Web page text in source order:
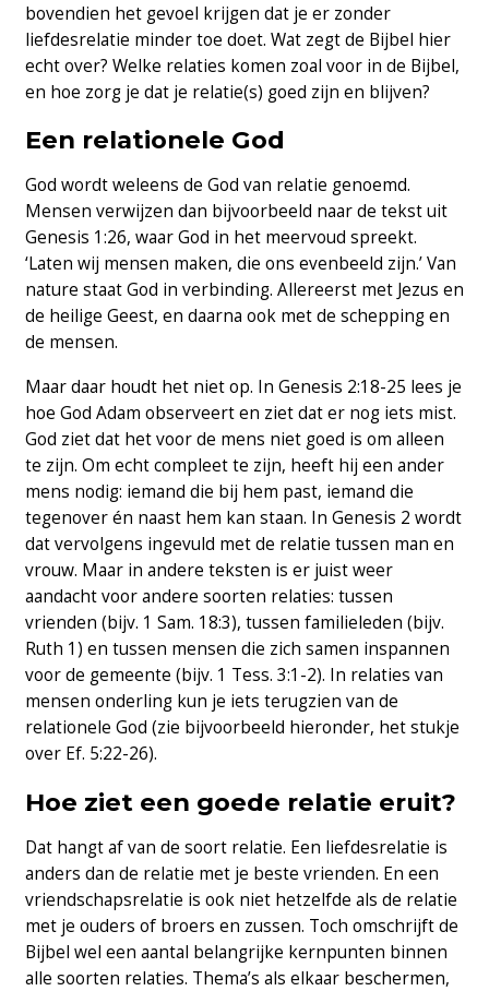
bovendien het gevoel krijgen dat je er zonder
liefdesrelatie minder toe doet. Wat zegt de Bijbel hier
echt over? Welke relaties komen zoal voor in de Bijbel,
en hoe zorg je dat je relatie(s) goed zijn en blijven?
Een relationele God
God wordt weleens de God van relatie genoemd.
Mensen verwijzen dan bijvoorbeeld naar de tekst uit
Genesis 1:26, waar God in het meervoud spreekt.
‘Laten wij mensen maken, die ons evenbeeld zijn.’ Van
nature staat God in verbinding. Allereerst met Jezus en
de heilige Geest, en daarna ook met de schepping en
de mensen.
Maar daar houdt het niet op. In Genesis 2:18-25 lees je
hoe God Adam observeert en ziet dat er nog iets mist.
God ziet dat het voor de mens niet goed is om alleen
te zijn. Om echt compleet te zijn, heeft hij een ander
mens nodig: iemand die bij hem past, iemand die
tegenover én naast hem kan staan. In Genesis 2 wordt
dat vervolgens ingevuld met de relatie tussen man en
vrouw. Maar in andere teksten is er juist weer
aandacht voor andere soorten relaties: tussen
vrienden (bijv. 1 Sam. 18:3), tussen familieleden (bijv.
Ruth 1) en tussen mensen die zich samen inspannen
voor de gemeente (bijv. 1 Tess. 3:1-2). In relaties van
mensen onderling kun je iets terugzien van de
relationele God (zie bijvoorbeeld hieronder, het stukje
over Ef. 5:22-26).
Hoe ziet een goede relatie eruit?
Dat hangt af van de soort relatie. Een liefdesrelatie is
anders dan de relatie met je beste vrienden. En een
vriendschapsrelatie is ook niet hetzelfde als de relatie
met je ouders of broers en zussen. Toch omschrijft de
Bijbel wel een aantal belangrijke kernpunten binnen
alle soorten relaties. Thema’s als elkaar beschermen,